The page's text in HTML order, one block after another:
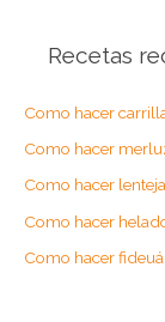
r
p
o
r
Recetas
Como hacer
Como hacer
Como hacer
Como hacer
Como hacer